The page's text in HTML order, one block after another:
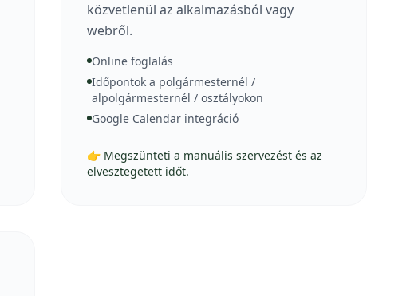
közvetlenül az alkalmazásból vagy
webről.
Online foglalás
Időpontok a polgármesternél /
alpolgármesternél / osztályokon
Google Calendar integráció
👉 Megszünteti a manuális szervezést és az
elvesztegetett időt.